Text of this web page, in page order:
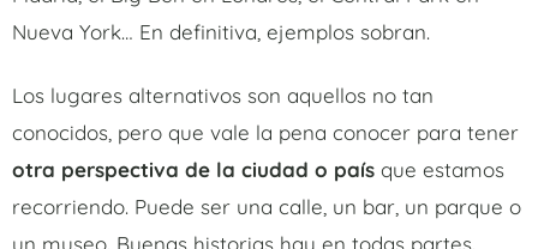
Nueva York… En definitiva, ejemplos sobran.
Los lugares alternativos son aquellos no tan
conocidos, pero que vale la pena conocer para tener
otra perspectiva de la ciudad o país que estamos
recorriendo. Puede ser una calle, un bar, un parque o
un museo. Buenas historias hay en todas partes.